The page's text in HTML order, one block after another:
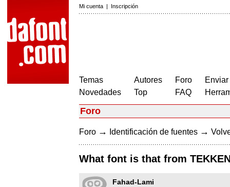
Mi cuenta | Inscripción
Temas
Novedades
Autores
Top
Foro
FAQ
Foro
Foro → Identificación de fuentes →
What font is that from
Fahad-Lami